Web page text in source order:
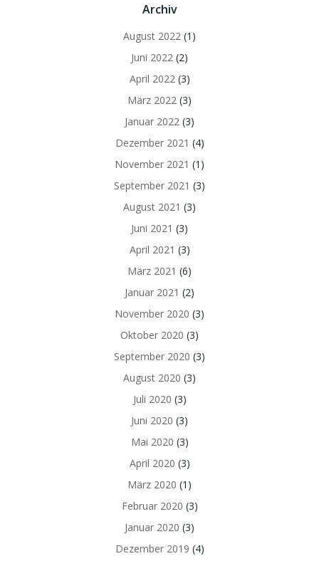
Archiv
August 2022 (1)
Juni 2022 (2)
April 2022 (3)
März 2022 (3)
Januar 2022 (3)
Dezember 2021 (4)
November 2021 (1)
September 2021 (3)
August 2021 (3)
Juni 2021 (3)
April 2021 (3)
März 2021 (6)
Januar 2021 (2)
November 2020 (3)
Oktober 2020 (3)
September 2020 (3)
August 2020 (3)
Juli 2020 (3)
Juni 2020 (3)
Mai 2020 (3)
April 2020 (3)
März 2020 (1)
Februar 2020 (3)
Januar 2020 (3)
Dezember 2019 (4)